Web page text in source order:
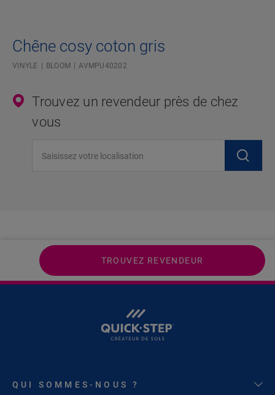
Chêne cosy coton gris
VINYLE BLOOM AVMPU40202
Trouvez un revendeur près de chez
vous
TROUVEZ REVENDEUR
QUI SOMMES-NOUS ?